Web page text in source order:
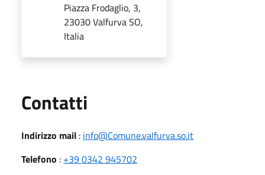
Piazza Frodaglio, 3,
23030 Valfurva SO,
Italia
Contatti
Indirizzo mail : info@Comune.valfurva.so.it
Telefono : +39 0342 945702